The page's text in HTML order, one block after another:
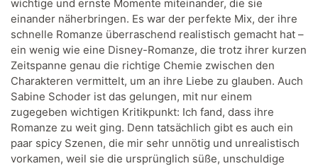
wichtige und ernste Momente miteinander, die sie
einander näherbringen. Es war der perfekte Mix, der ihre
schnelle Romanze überraschend realistisch gemacht hat –
ein wenig wie eine Disney-Romanze, die trotz ihrer kurzen
Zeitspanne genau die richtige Chemie zwischen den
Charakteren vermittelt, um an ihre Liebe zu glauben. Auch
Sabine Schoder ist das gelungen, mit nur einem
zugegeben wichtigen Kritikpunkt: Ich fand, dass ihre
Romanze zu weit ging. Denn tatsächlich gibt es auch ein
paar spicy Szenen, die mir sehr unnötig und unrealistisch
vorkamen, weil sie die ursprünglich süße, unschuldige